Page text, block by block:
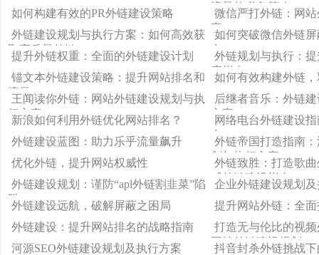
流量的必备策略
如何构建有效的PR外链建设策略
微信严打外链：网
案
外链建设规划与执行方案：如何高效获
取高质量外链
如何突破微信外链
力
提升外链权重：全面的外链建设计划
外链规划与执行：
度指南
锚文本外链建设策略：提升网站排名和
流量
如何有效构建外链
王闻读你外链：网站外链建设规划与执
行方案
后继者音乐：外链
方案
新浪如何利用外链优化网站排名？
网络电台外链建设
力
外链建设蓝图：助力乐乎流量飙升
外链帝国打造指南
划与执行方案
优化外链，提升网站权威性
外链致胜：打造歌
威外链建设指南
外链建设规划：谨防“apl外链割韭菜”陷
阱
企业外链建设规划
外链建设远航，破解屏蔽之困局
提升网站外链：全
外链建设：提升网站排名的战略指南
打造无与伦比的视
网站外链建设规划
河源SEO外链建设规划及执行方案
抖音封杀外链挑战